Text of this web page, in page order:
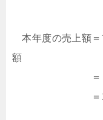
本年度の売上額＝
額
＝Ａ＋
＝1.2